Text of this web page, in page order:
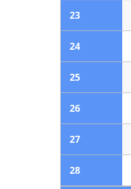
23
24
25
26
27
28